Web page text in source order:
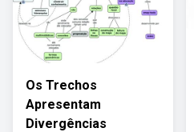
Os Trechos
Apresentam
Divergências